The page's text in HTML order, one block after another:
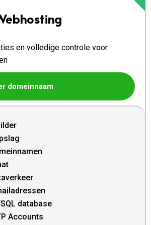
en volledige controle voor
domeinnaam
database
Accounts